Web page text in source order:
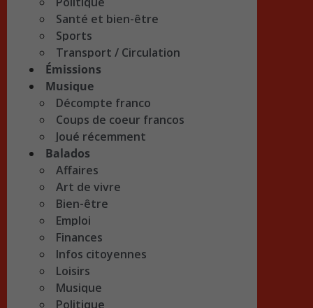
Santé et bien-être
Sports
Transport / Circulation
Émissions
Musique
Décompte franco
Coups de coeur francos
Joué récemment
Balados
Affaires
Art de vivre
Bien-être
Emploi
Finances
Infos citoyennes
Loisirs
Musique
Politique